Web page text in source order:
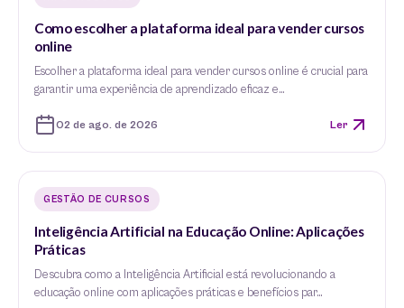
Como escolher a plataforma ideal para vender cursos
online
Escolher a plataforma ideal para vender cursos online é crucial para
garantir uma experiência de aprendizado eficaz e…
02 de ago. de 2026 Ler
GESTÃO DE CURSOS
Inteligência Artificial na Educação Online: Aplicações
Práticas
Descubra como a Inteligência Artificial está revolucionando a
educação online com aplicações práticas e benefícios par…